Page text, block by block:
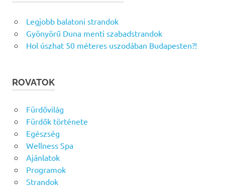
Legjobb balatoni strandok
Gyönyörű Duna menti szabadstrandok
Hol úszhat 50 méteres uszodában Budapesten?!
ROVATOK
Fürdővilág
Fürdők története
Egészség
Wellness Spa
Ajánlatok
Programok
Strandok